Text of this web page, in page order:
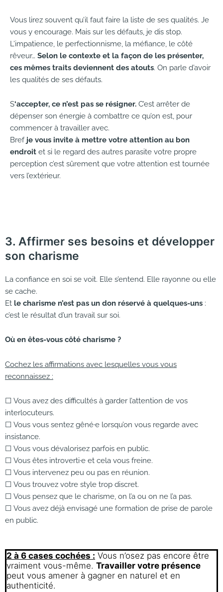
Vous lirez souvent qu’il faut faire la liste de ses qualités. Je
vous y encourage. Mais sur les défauts, je dis stop.
L’impatience, le perfectionnisme, la méfiance, le côté
rêveur… Selon le contexte et la façon de les présenter,
ces mêmes traits deviennent des atouts. On parle d’avoir
les qualités de ses défauts.
S‘accepter, ce n’est pas se résigner. C’est arrêter de
dépenser son énergie à combattre ce qu’on est, pour
commencer à travailler avec.
Bref je vous invite à mettre votre attention au bon
endroit et si le regard des autres parasite votre propre
perception c’est sûrement que votre attention est tournée
vers l’extérieur.
3. Affirmer ses besoins et développer
son charisme
La confiance en soi se voit. Elle s’entend. Elle rayonne ou elle
se cache.
Et le charisme n’est pas un don réservé à quelques-uns :
c’est le résultat d’un travail sur soi.
Où en êtes-vous côté charisme ?
Cochez les affirmations avec lesquelles vous vous
reconnaissez :
☐ Vous avez des difficultés à garder l’attention de vos
interlocuteurs.
☐ Vous vous sentez gêné·e lorsqu’on vous regarde avec
insistance.
☐ Vous vous dévalorisez parfois en public.
☐ Vous êtes introverti·e et cela vous freine.
☐ Vous intervenez peu ou pas en réunion.
☐ Vous trouvez votre style trop discret.
☐ Vous pensez que le charisme, on l’a ou on ne l’a pas.
☐ Vous avez déjà envisagé une formation de prise de parole
en public.
2 à 6 cases cochées : Vous n’osez pas encore être
vraiment vous-même. Travailler votre présence
peut vous amener à gagner en naturel et en
authenticité.